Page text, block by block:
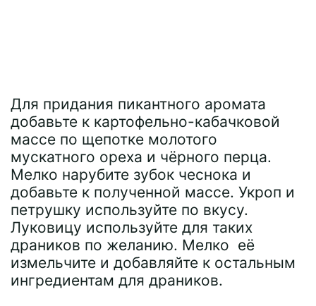
Для придания пикантного аромата
добавьте к картофельно-кабачковой
массе по щепотке молотого
мускатного ореха и чёрного перца.
Мелко нарубите зубок чеснока и
добавьте к полученной массе. Укроп и
петрушку используйте по вкусу.
Луковицу используйте для таких
драников по желанию. Мелко её
измельчите и добавляйте к остальным
ингредиентам для драников.